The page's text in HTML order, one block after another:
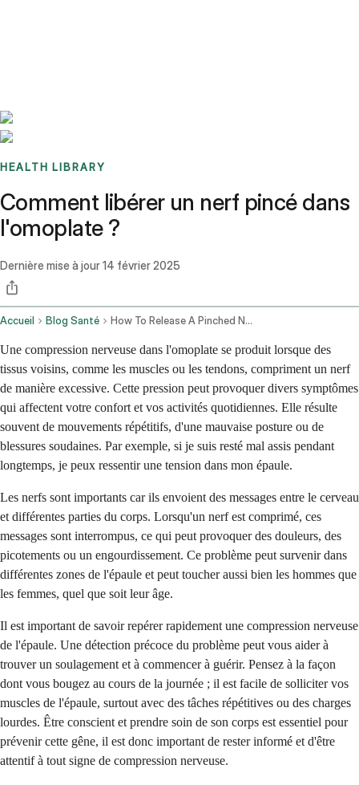
HEALTH LIBRARY
Comment libérer un nerf pincé dans
l'omoplate ?
Dernière mise à jour14 février 2025
Accueil Blog Santé How To Release A Pinched Nerve In The Shoulder Blade
Une compression nerveuse dans l'omoplate se produit lorsque des
tissus voisins, comme les muscles ou les tendons, compriment un nerf
de manière excessive. Cette pression peut provoquer divers symptômes
qui affectent votre confort et vos activités quotidiennes. Elle résulte
souvent de mouvements répétitifs, d'une mauvaise posture ou de
blessures soudaines. Par exemple, si je suis resté mal assis pendant
longtemps, je peux ressentir une tension dans mon épaule.
Les nerfs sont importants car ils envoient des messages entre le cerveau
et différentes parties du corps. Lorsqu'un nerf est comprimé, ces
messages sont interrompus, ce qui peut provoquer des douleurs, des
picotements ou un engourdissement. Ce problème peut survenir dans
différentes zones de l'épaule et peut toucher aussi bien les hommes que
les femmes, quel que soit leur âge.
Il est important de savoir repérer rapidement une compression nerveuse
de l'épaule. Une détection précoce du problème peut vous aider à
trouver un soulagement et à commencer à guérir. Pensez à la façon
dont vous bougez au cours de la journée ; il est facile de solliciter vos
muscles de l'épaule, surtout avec des tâches répétitives ou des charges
lourdes. Être conscient et prendre soin de son corps est essentiel pour
prévenir cette gêne, il est donc important de rester informé et d'être
attentif à tout signe de compression nerveuse.